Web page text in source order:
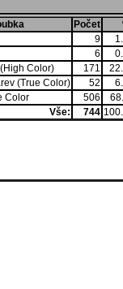
Počet
9
6
Color)
171
(True Color)
52
Color
506
Vše:
744